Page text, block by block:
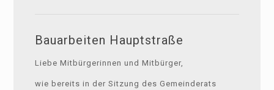
Bauarbeiten Hauptstraße
Liebe Mitbürgerinnen und Mitbürger,
wie bereits in der Sitzung des Gemeinderats